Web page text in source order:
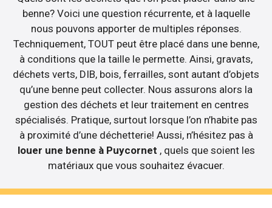
benne? Voici une question récurrente, et à laquelle
nous pouvons apporter de multiples réponses.
Techniquement, TOUT peut être placé dans une benne,
à conditions que la taille le permette. Ainsi, gravats,
déchets verts, DIB, bois, ferrailles, sont autant d’objets
qu’une benne peut collecter. Nous assurons alors la
gestion des déchets et leur traitement en centres
spécialisés. Pratique, surtout lorsque l’on n’habite pas
à proximité d’une déchetterie! Aussi, n’hésitez pas à
louer une benne à Puycornet , quels que soient les
matériaux que vous souhaitez évacuer.